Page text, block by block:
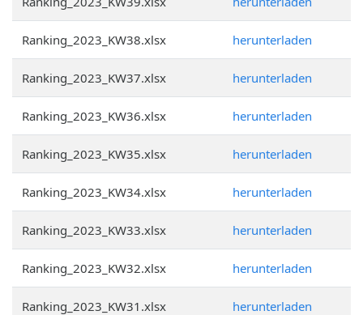
Ranking_2023_KW38.xlsx herunterladen
Ranking_2023_KW37.xlsx herunterladen
Ranking_2023_KW36.xlsx herunterladen
Ranking_2023_KW35.xlsx herunterladen
Ranking_2023_KW34.xlsx herunterladen
Ranking_2023_KW33.xlsx herunterladen
Ranking_2023_KW32.xlsx herunterladen
Ranking_2023_KW31.xlsx herunterladen